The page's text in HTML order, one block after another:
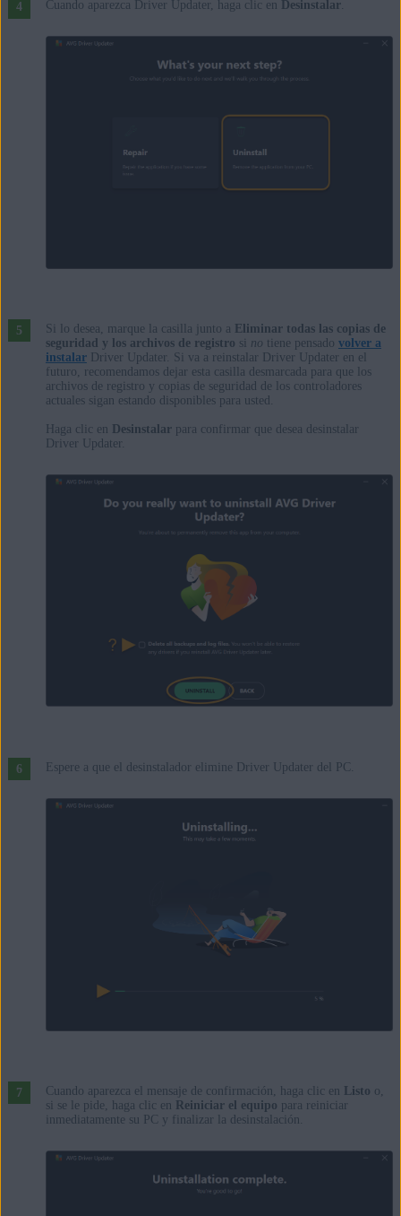
Cuando aparezca Driver Updater, haga clic en Desinstalar.
Si lo desea, marque la casilla junto a Eliminar todas las copias de
seguridad y los archivos de registro si no tiene pensado volver a
instalarDriver Updater. Si va a reinstalar Driver Updater en el
futuro, recomendamos dejar esta casilla desmarcada para que los
archivos de registro y copias de seguridad de los controladores
actuales sigan estando disponibles para usted.
Haga clic en Desinstalarpara confirmar que desea desinstalar
Driver Updater.
Espere a que el desinstalador elimine Driver Updater del PC.
Cuando aparezca el mensaje de confirmación, haga clic en Listo o,
si se le pide, haga clic en Reiniciar el equipo para reiniciar
inmediatamente su PC y finalizar la desinstalación.